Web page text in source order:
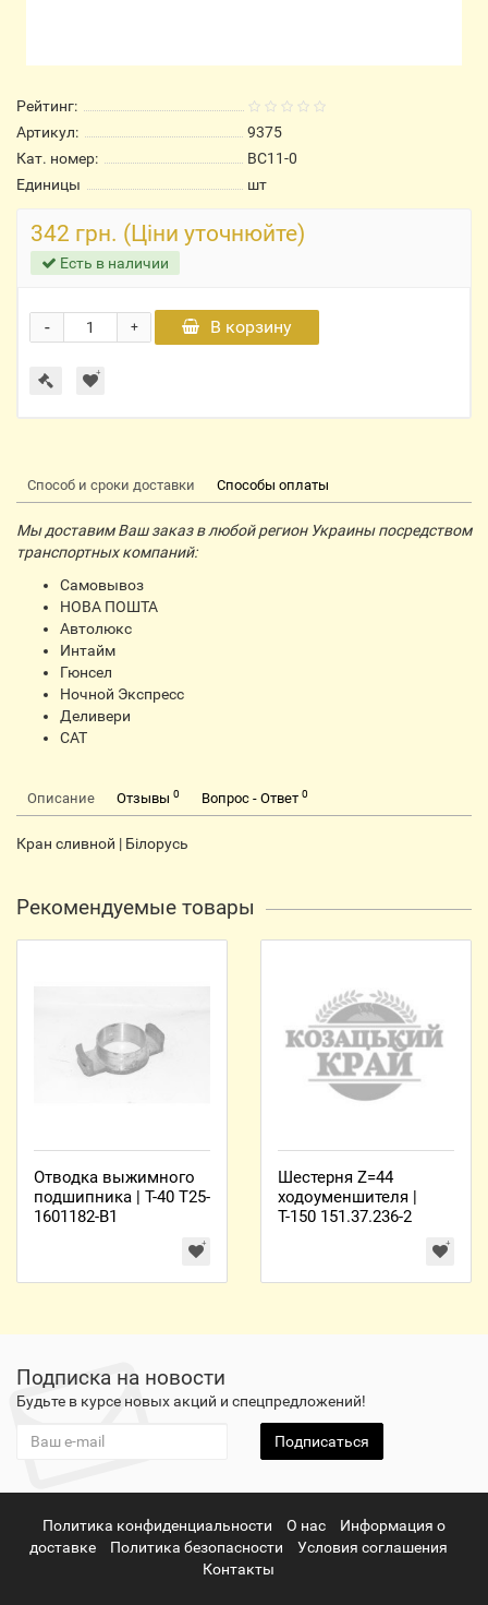
Рейтинг:
Артикул:
9375
Кат. номер:
ВС11-0
Единицы
шт
342 грн. (Ціни уточнюйте)
Есть в наличии
+
- В корзину
Способ и сроки доставки Способы оплаты
Мы доставим Ваш заказ в любой регион Украины посредством
транспортных компаний:
Самовывоз
НОВА ПОШТА
Автолюкс
Интайм
Гюнсел
Ночной Экспресс
Деливери
CАТ
Описание Отзывы 0 Вопрос - Ответ 0
Кран сливной | Білорусь
Рекомендуемые товары
Отводка выжимного
подшипника | Т-40 Т25-
1601182-В1
Шестерня Z=44
ходоуменшителя |
Т-150 151.37.236-2
Подписка на новости
Будьте в курсе новых акций и спецпредложений!
Подписаться
Политика конфиденциальности О нас
Информация о
доставке
Политика безопасности
Условия соглашения
Контакты